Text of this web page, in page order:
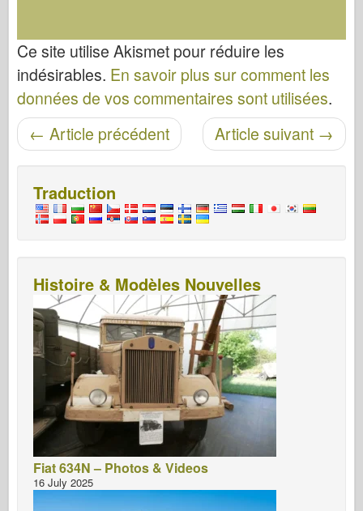
Ce site utilise Akismet pour réduire les
indésirables. En savoir plus sur comment les
données de vos commentaires sont utilisées.
Navigation entre les articles Article suivant →
← Article précédent
Traduction
Histoire & Modèles Nouvelles
Fiat 634N – Photos & Videos
16 July 2025